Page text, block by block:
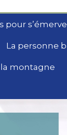
pour
La personne
montagne